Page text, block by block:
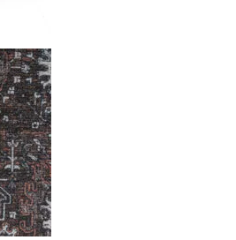
We gebruiken cookies om inhoud en
Informatie over hoe u onze site gebruikt,
deze informatie combineren met andere
diensten.
Noodzakelijk